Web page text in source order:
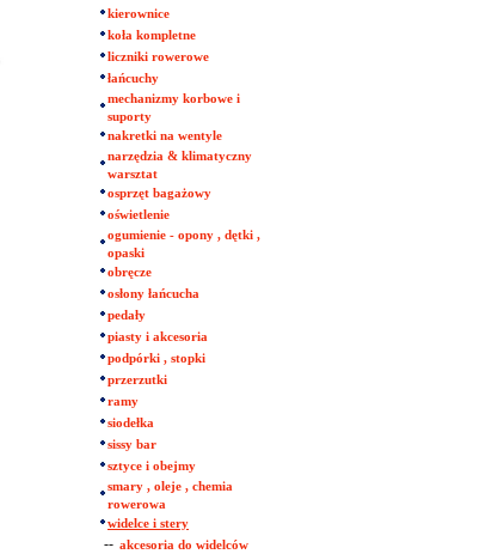
kierownice
koła kompletne
liczniki rowerowe
łańcuchy
mechanizmy korbowe i
suporty
nakretki na wentyle
narzędzia & klimatyczny
warsztat
osprzęt bagażowy
oświetlenie
ogumienie - opony , dętki ,
opaski
obręcze
osłony łańcucha
pedały
piasty i akcesoria
podpórki , stopki
przerzutki
ramy
siodełka
sissy bar
sztyce i obejmy
smary , oleje , chemia
rowerowa
widelce i stery
-- akcesoria do widelców